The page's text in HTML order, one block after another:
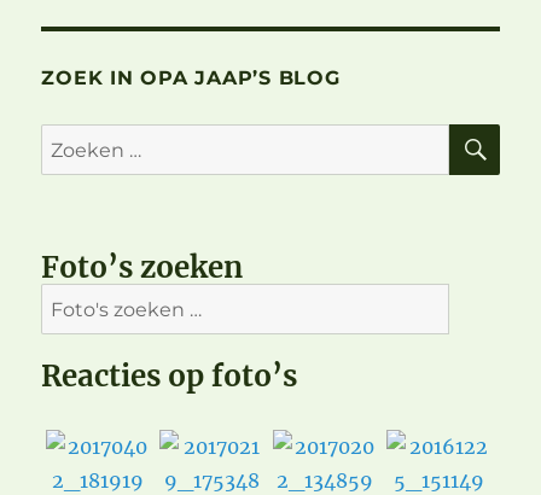
ZOEK IN OPA JAAP’S BLOG
Zoeken
naar:
Foto’s zoeken
Reacties op foto’s